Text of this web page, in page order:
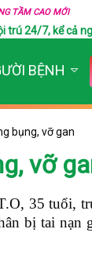
TẦM CAO MỚI
trú 24/7, kể cả
BỆNH
bụng, vỡ gan
vỡ
35 tuổi,
bị tai nạn